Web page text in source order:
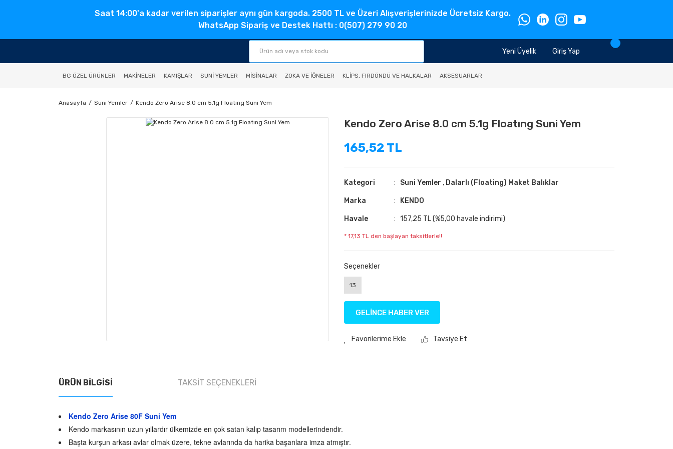
Saat 14:00'a kadar verilen siparişler aynı gün kargoda. 2500 TL ve Üzeri Alışverişlerinizde Ücretsiz Kargo.
WhatsApp Sipariş ve Destek Hattı : 0(507) 279 90 20
Giriş Yap
Yeni Üyelik
BG ÖZEL ÜRÜNLER MAKINELER KAMIŞLAR SUNI YEMLER MISINALAR ZOKA VE İĞNELER KLIPS, FIRDÖNDÜ VE HALKALAR AKSESUARLAR
Anasayfa Suni Yemler Kendo Zero Arise 8.0 cm 5.1g Floatıng Suni Yem
Kendo Zero Arise 8.0 cm 5.1g Floatıng Suni Yem
165,52 TL
Kategori Suni Yemler , Dalarlı (Floating) Maket Balıklar
Marka KENDO
Havale 157,25 TL (%5,00 havale indirimi)
* 17,13 TL den başlayan taksitlerle!!
Seçenekler
13
GELİNCE HABER VER
Tavsiye Et
ÜRÜN BILGISI TAKSIT SEÇENEKLERI
Kendo Zero Arise 80F Suni Yem
Kendo markasının uzun yıllardır ülkemizde en çok satan kalıp tasarım modellerindendir.
Başta kurşun arkası avlar olmak üzere, tekne avlarında da harika başarılara imza atmıştır.